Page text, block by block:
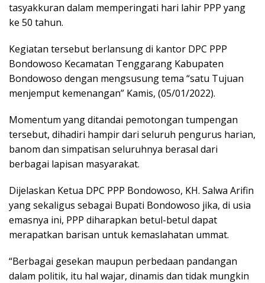
tasyakkuran dalam memperingati hari lahir PPP yang
ke 50 tahun.
Kegiatan tersebut berlansung di kantor DPC PPP
Bondowoso Kecamatan Tenggarang Kabupaten
Bondowoso dengan mengsusung tema “satu Tujuan
menjemput kemenangan” Kamis, (05/01/2022).
Momentum yang ditandai pemotongan tumpengan
tersebut, dihadiri hampir dari seluruh pengurus harian,
banom dan simpatisan seluruhnya berasal dari
berbagai lapisan masyarakat.
Dijelaskan Ketua DPC PPP Bondowoso, KH. Salwa Arifin
yang sekaligus sebagai Bupati Bondowoso jika, di usia
emasnya ini, PPP diharapkan betul-betul dapat
merapatkan barisan untuk kemaslahatan ummat.
“Berbagai gesekan maupun perbedaan pandangan
dalam politik, itu hal wajar, dinamis dan tidak mungkin